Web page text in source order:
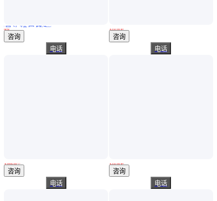
航天睿博数显深度尺0-80mmDIY木工台锯深度高度孔深测量卡尺
真实性已核验
面议
陕西西安
咨询
电话
￥9998.00/个
江苏无锡
咨询
电话
￥350 .00/把
广东深圳
咨询
电话
￥350 .00/把
广东深圳
咨询
电话